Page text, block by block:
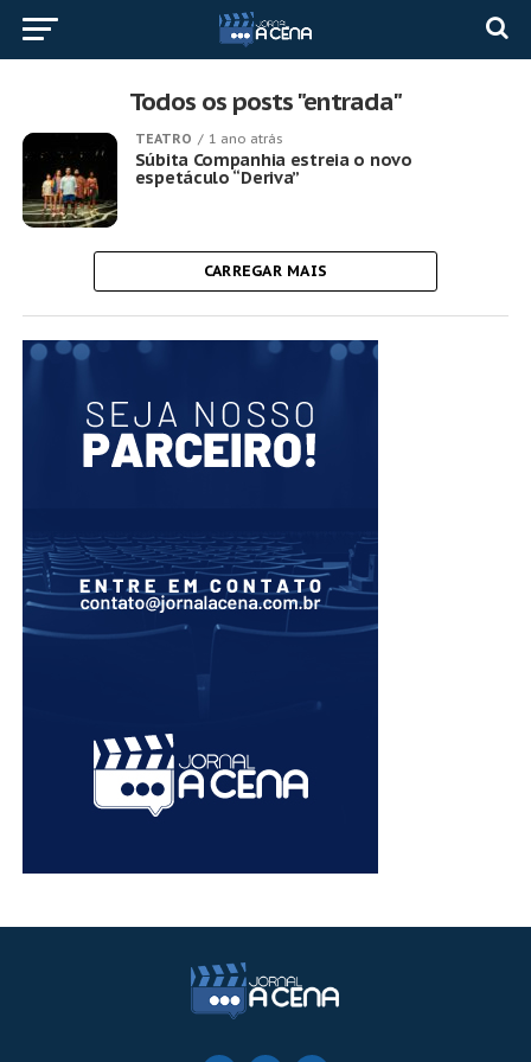
Todos os posts "entrada"
TEATRO 1 ano atrás
Súbita Companhia estreia o novo
espetáculo “Deriva”
CARREGAR MAIS